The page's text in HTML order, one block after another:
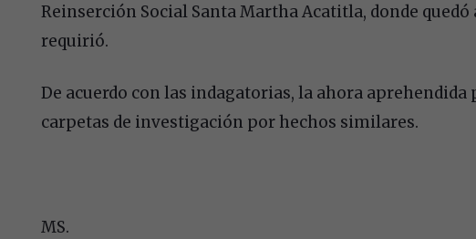
Reinserción Social Santa Martha Acatitla, donde
requirió.
De acuerdo con las indagatorias, la ahora
carpetas de investigación por hechos similares.
MS.